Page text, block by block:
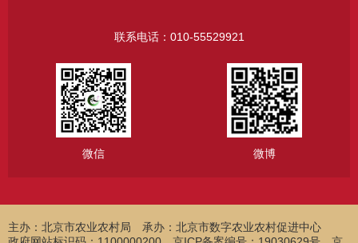
联系电话：010-55529921
微信 微博
主办：北京市农业农村局
承办：北京市数字农业农村促进中心